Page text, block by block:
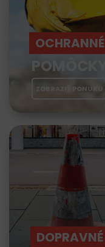
OCHRANNÉ
POMÔCKY
ZOBRAZIŤ PONUKU
DOPRAVNÉ